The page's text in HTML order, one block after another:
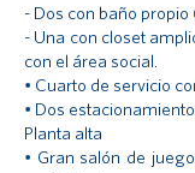
- Dos con baño propio
- Una con closet
con el área social.
• Cuarto de servicio
• Dos
Planta alta
• Gran salón de